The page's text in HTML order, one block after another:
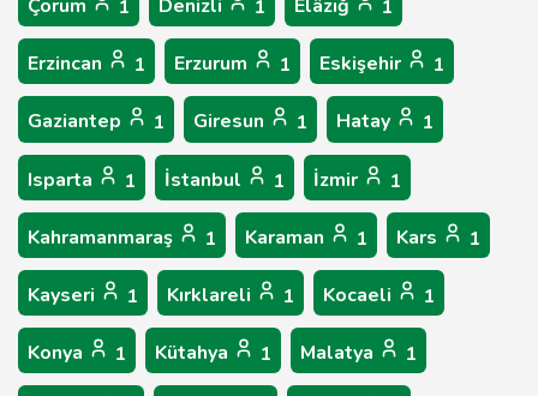
Çorum 1 Denizli 1 Elâzığ 1
Erzincan 1 Erzurum 1 Eskişehir 1
Gaziantep 1 Giresun 1 Hatay 1
Isparta 1 İstanbul 1 İzmir 1
Kahramanmaraş 1 Karaman 1 Kars 1
Kayseri 1 Kırklareli 1 Kocaeli 1
Konya 1 Kütahya 1 Malatya 1